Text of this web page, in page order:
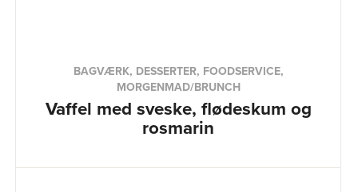
BAGVÆRK, DESSERTER, FOODSERVICE,
MORGENMAD/BRUNCH
Vaffel med sveske, flødeskum og
rosmarin